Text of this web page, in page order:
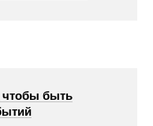
чтобы быть